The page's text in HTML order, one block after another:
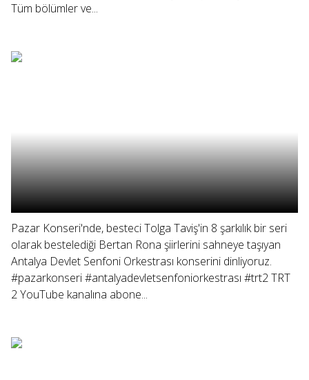
Tüm bölümler ve...
Pazar Konseri'nde, besteci Tolga Taviş'in 8 şarkılık bir seri
olarak bestelediği Bertan Rona şiirlerini sahneye taşıyan
Antalya Devlet Senfoni Orkestrası konserini dinliyoruz.
#pazarkonseri #antalyadevletsenfoniorkestrası #trt2 TRT
2 YouTube kanalına abone...